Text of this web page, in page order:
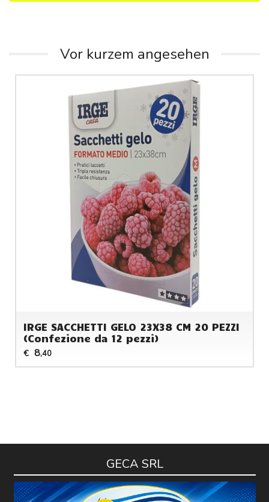
Vor kurzem angesehen
IRGE SACCHETTI GELO 23X38 CM 20 PEZZI
(Confezione da 12 pezzi)
€ 8,40
GECA SRL